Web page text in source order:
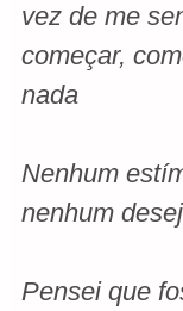
vez de me
começar,
nada
Nenhum
nenhum
Pensei que